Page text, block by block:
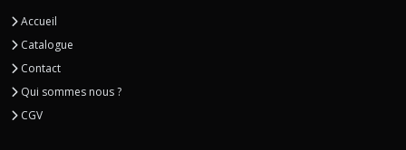
Accueil
Catalogue
Contact
Qui sommes nous ?
CGV